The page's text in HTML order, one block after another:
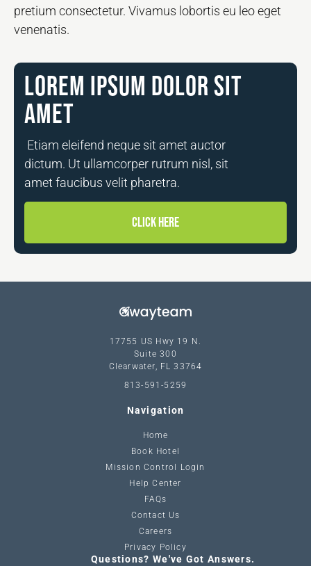
pretium consectetur. Vivamus lobortis eu leo eget
venenatis.
Lorem ipsum dolor sit
amet
Etiam eleifend neque sit amet auctor
dictum. Ut ullamcorper rutrum nisl, sit
amet faucibus velit pharetra.
CLICK HERE
17755 US Hwy 19 N.
Suite 300
Clearwater, FL 33764
813-591-5259
Navigation
Home
Book Hotel
Mission Control Login
Help Center
FAQs
Contact Us
Careers
Privacy Policy
Questions? We've Got Answers.